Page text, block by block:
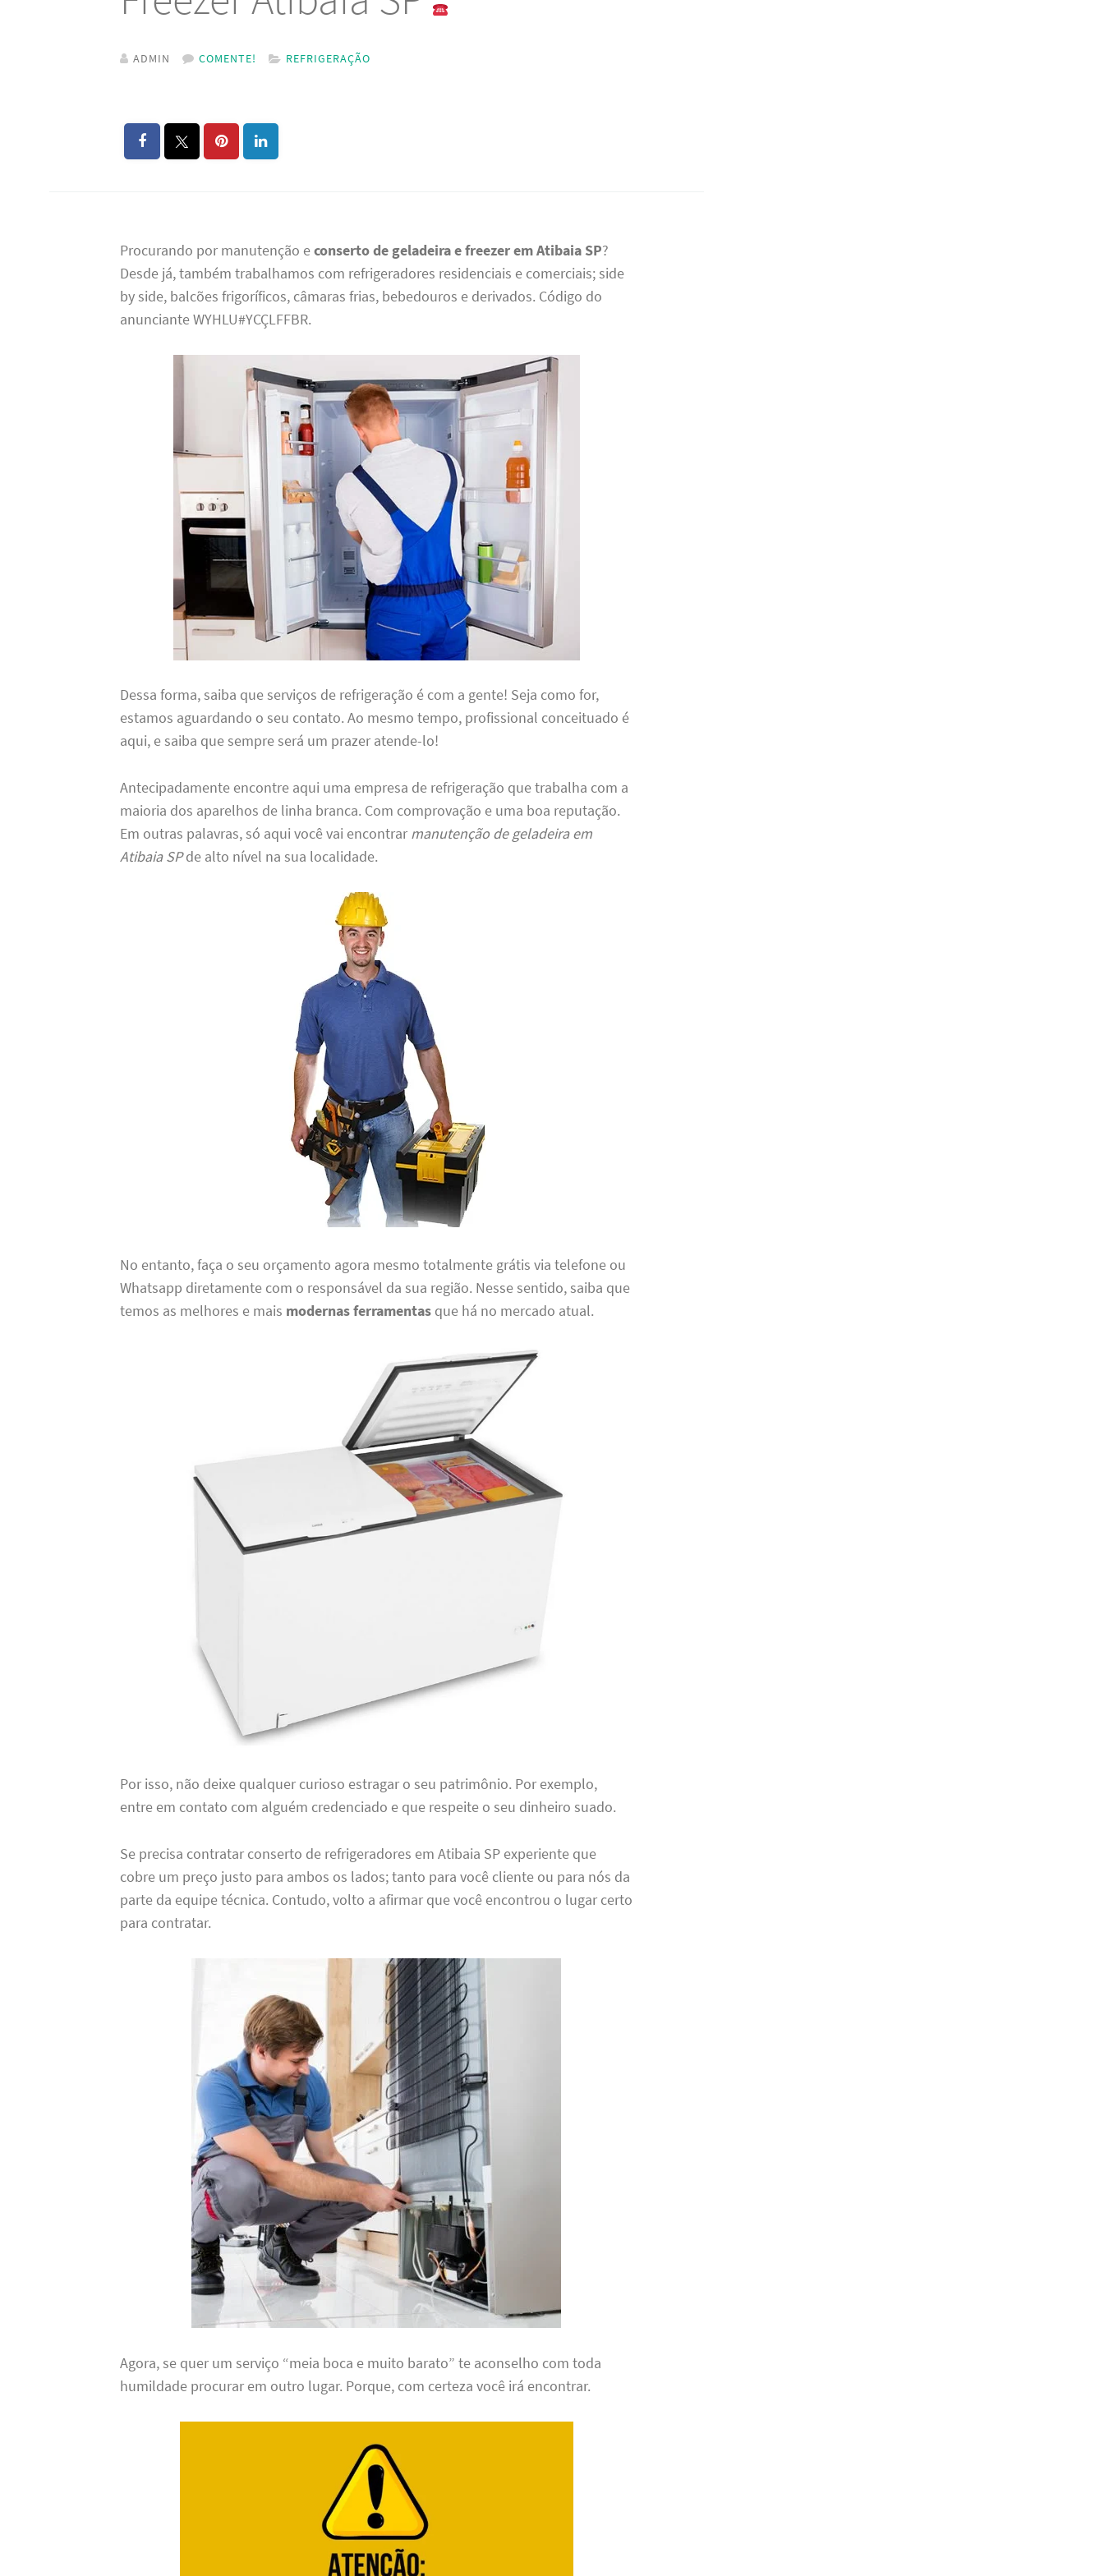
ADMIN COMENTE! REFRIGERAÇÃO
Procurando por manutenção econserto de geladeira e freezer em Atibaia SP?
Desde já, também trabalhamos com refrigeradores residenciais e comerciais; side
by side, balcões frigoríficos, câmaras frias, bebedouros e derivados. Código do
anunciante WYHLU#YCÇLFFBR.
Dessa forma, saiba que serviços de refrigeração é com a gente! Seja como for,
estamos aguardando o seu contato. Ao mesmo tempo, profissional conceituado é
aqui, e saiba que sempre será um prazer atende-lo!
Antecipadamente encontre aqui uma empresa de refrigeração que trabalha com a
maioria dos aparelhos de linha branca. Com comprovação e uma boa reputação.
Em outras palavras, só aqui você vai encontrar manutenção de geladeira em
Atibaia SPde alto nível na sua localidade.
No entanto, faça o seu orçamento agora mesmo totalmente grátis via telefone ou
Whatsapp diretamente com o responsável da sua região. Nesse sentido, saiba que
temos as melhores e mais modernas ferramentas que há no mercado atual.
Por isso, não deixe qualquer curioso estragar o seu patrimônio. Por exemplo,
entre em contato com alguém credenciado e que respeite o seu dinheiro suado.
Se precisa contratar conserto de refrigeradores em Atibaia SP experiente que
cobre um preço justo para ambos os lados; tanto para você cliente ou para nós da
parte da equipe técnica. Contudo, volto a afirmar que você encontrou o lugar certo
para contratar.
Agora, se quer um serviço “meia boca e muito barato” te aconselho com toda
humildade procurar em outro lugar. Porque, com certeza você irá encontrar.